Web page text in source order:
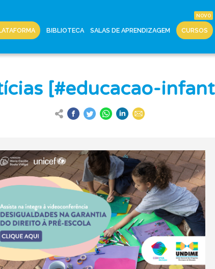
BIBLIOTECA SALAS DE APRENDIZAGEM CURSOS
[#educacao-